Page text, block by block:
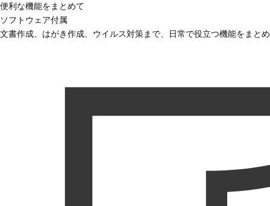
便利な機能をまとめて
ソフトウェア付属
文書作成、はがき作成、ウイルス対策まで、日常で役立つ機能をまと